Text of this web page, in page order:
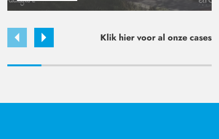
Klik hier voor al onze cases